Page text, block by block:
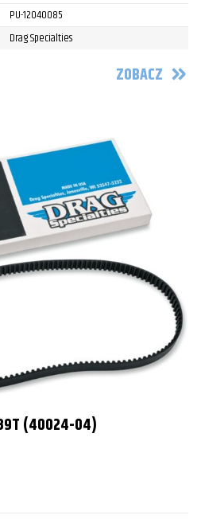
PU-12040085
Drag Specialties
ZOBACZ
(40024-04)